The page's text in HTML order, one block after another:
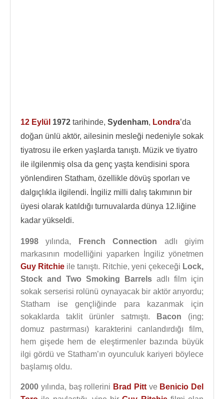
12 Eylül 1972 tarihinde, Sydenham, Londra’da
doğan ünlü aktör, ailesinin mesleği nedeniyle sokak
tiyatrosu ile erken yaşlarda tanıştı. Müzik ve tiyatro
ile ilgilenmiş olsa da genç yaşta kendisini spora
yönlendiren Statham, özellikle dövüş sporları ve
dalgıçlıkla ilgilendi. İngiliz milli dalış takımının bir
üyesi olarak katıldığı turnuvalarda dünya 12.liğine
kadar yükseldi.
1998 yılında, French Connection adlı giyim
markasının modelliğini yaparken İngiliz yönetmen
Guy Ritchie ile tanıştı. Ritchie, yeni çekeceği Lock,
Stock and Two Smoking Barrels adlı film için
sokak serserisi rolünü oynayacak bir aktör arıyordu;
Statham ise gençliğinde para kazanmak için
sokaklarda taklit ürünler satmıştı.
Bacon (ing;
domuz pastırması) karakterini canlandırdığı film,
hem gişede hem de eleştirmenler bazında büyük
ilgi gördü ve Statham’ın oyunculuk kariyeri böylece
başlamış oldu.
2000 yılında, baş rollerini Brad Pittve Benicio Del